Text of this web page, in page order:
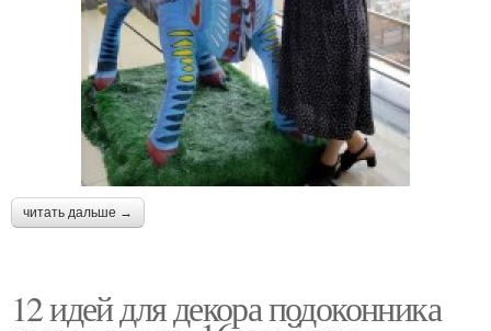
читать дальше →
12 идей для декора подоконника